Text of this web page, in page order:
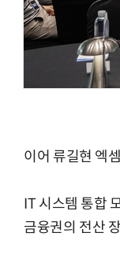
이어 류길현 엑
IT 시스템 통합
금융권의 전산